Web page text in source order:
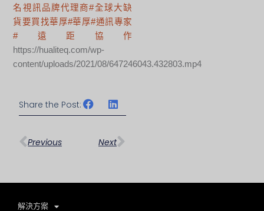
名視訊品牌代理商#全球大缺
貨要買找華厚#華厚#通訊專家
#遠距協作
https://hualiteq.com/wp-
content/uploads/2021/08/647246043.432803.mp4
Share the Post:
上一頁
Previous Next
下一篇
解決方案